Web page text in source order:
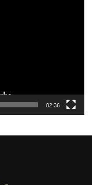
02:36